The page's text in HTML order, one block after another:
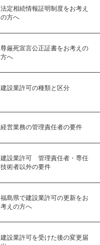
法定相続情報証明制度をお考え
の方へ
尊厳死宣言公正証書をお考えの
方へ
建設業許可の種類と区分
経営業務の管理責任者の要件
建設業許可 管理責任者・専任
技術者以外の要件
福島県で建設業許可の更新をお
考えの方へ
建設業許可を受けた後の変更届